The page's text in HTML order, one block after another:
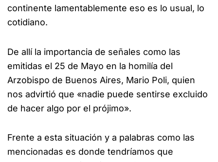
continente lamentablemente eso es lo usual, lo
cotidiano.
De allí la importancia de señales como las
emitidas el 25 de Mayo en la homilía del
Arzobispo de Buenos Aires, Mario Poli, quien
nos advirtió que «nadie puede sentirse excluido
de hacer algo por el prójimo».
Frente a esta situación y a palabras como las
mencionadas es donde tendríamos que